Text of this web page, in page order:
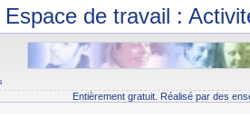
Espace de travail :
Entièrement gratuit. Réalisé par des